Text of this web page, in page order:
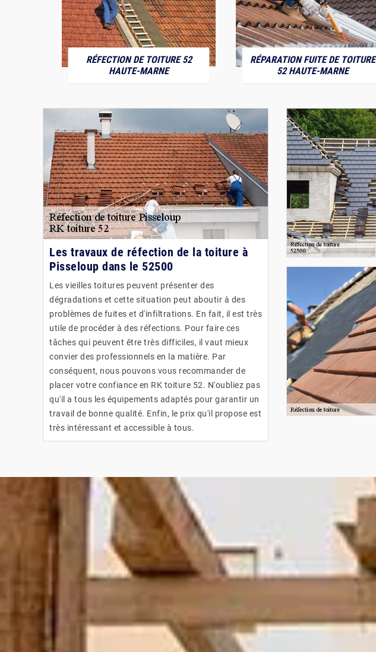
RÉFECTION DE TOITURE 52
HAUTE-MARNE
RÉPARATION FUITE DE TOITURE
52 HAUTE-MARNE
Les travaux de réfection de la toiture à
Pisseloup dans le 52500
Les vieilles toitures peuvent présenter des
dégradations et cette situation peut aboutir à des
problèmes de fuites et d'infiltrations. En fait, il est très
utile de procéder à des réfections. Pour faire ces
tâches qui peuvent être très difficiles, il vaut mieux
convier des professionnels en la matière. Par
conséquent, nous pouvons vous recommander de
placer votre confiance en RK toiture 52. N'oubliez pas
qu'il a tous les équipements adaptés pour garantir un
travail de bonne qualité. Enfin, le prix qu'il propose est
très intéressant et accessible à tous.